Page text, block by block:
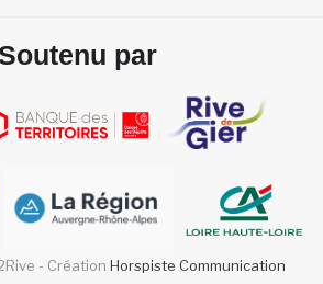
Soutenu par
- Création Horspiste Communication